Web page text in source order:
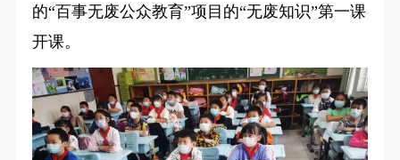
的“百事无废公众教育”项目的“无废知识”第一课
开课。